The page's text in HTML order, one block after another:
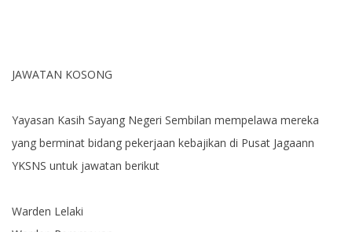
JAWATAN KOSONG
Yayasan Kasih Sayang Negeri Sembilan mempelawa mereka
yang berminat bidang pekerjaan kebajikan di Pusat Jagaann
YKSNS untuk jawatan berikut
Warden Lelaki